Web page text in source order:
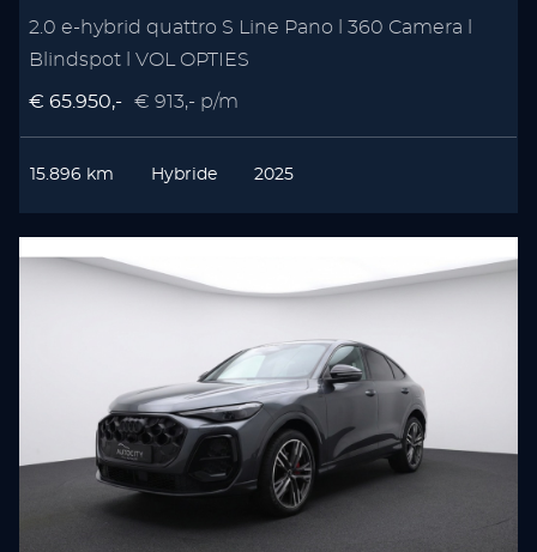
2.0 e-hybrid quattro S Line Pano l 360 Camera l
Blindspot l VOL OPTIES
€ 65.950,- € 913,- p/m
15.896 km Hybride 2025